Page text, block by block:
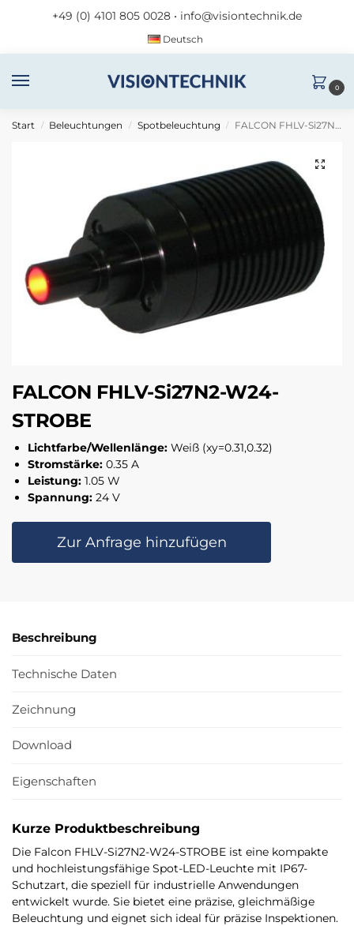
+49 (0) 4101 805 0028 • info@visiontechnik.de
Deutsch
0
Start / Beleuchtungen / Spotbeleuchtung / FALCON FHLV-Si27N2-W24-STROBE
FALCON FHLV-Si27N2-W24-
STROBE
Lichtfarbe/Wellenlänge: Weiß (xy=0.31,0.32)
Stromstärke: 0.35 A
Leistung: 1.05 W
Spannung: 24 V
Zur Anfrage hinzufügen
Beschreibung
Technische Daten
Zeichnung
Download
Eigenschaften
Kurze Produktbeschreibung
Die Falcon FHLV-Si27N2-W24-STROBE ist eine kompakte
und hochleistungsfähige Spot-LED-Leuchte mit IP67-
Schutzart, die speziell für industrielle Anwendungen
entwickelt wurde. Sie bietet eine präzise, gleichmäßige
Beleuchtung und eignet sich ideal für präzise Inspektionen.